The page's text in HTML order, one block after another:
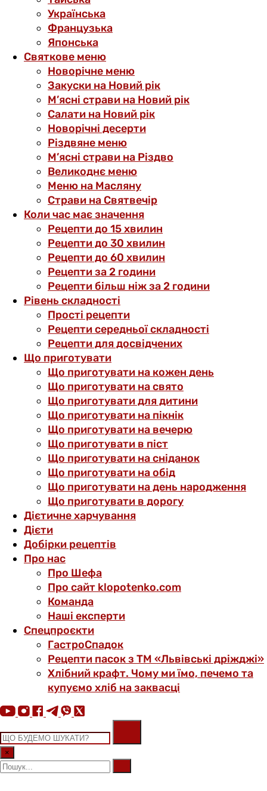
Українська
Французька
Японська
Святкове меню
Новорічне меню
Закуски на Новий рік
М’ясні страви на Новий рік
Салати на Новий рік
Новорічні десерти
Різдвяне меню
М’ясні страви на Різдво
Великоднє меню
Меню на Масляну
Страви на Святвечір
Коли час має значення
Рецепти до 15 хвилин
Рецепти до 30 хвилин
Рецепти до 60 хвилин
Рецепти за 2 години
Рецепти більш ніж за 2 години
Рівень складності
Прості рецепти
Рецепти середньої складності
Рецепти для досвідчених
Що приготувати
Що приготувати на кожен день
Що приготувати на свято
Що приготувати для дитини
Що приготувати на пікнік
Що приготувати на вечерю
Що приготувати в піст
Що приготувати на сніданок
Що приготувати на обід
Що приготувати на день народження
Що приготувати в дорогу
Дієтичне харчування
Дієти
Добірки рецептів
Про нас
Про Шефа
Про сайт klopotenko.com
Команда
Наші експерти
Спецпроєкти
ГастроСпадок
Рецепти пасок з ТМ «Львівські дріжджі»
Хлібний крафт. Чому ми їмо, печемо та
купуємо хліб на заквасці
×